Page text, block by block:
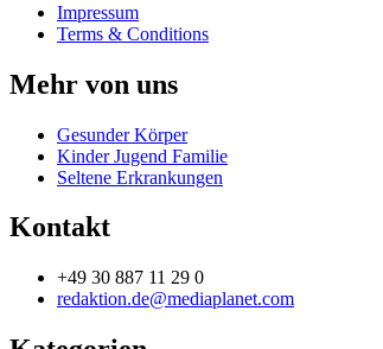
Impressum
Terms & Conditions
Mehr von uns
Gesunder Körper
Kinder Jugend Familie
Seltene Erkrankungen
Kontakt
+49 30 887 11 29 0
redaktion.de@mediaplanet.com